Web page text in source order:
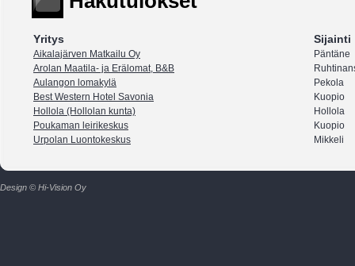
Yritys Sijainti
Aikalajärven Matkailu Oy
Päntäne
Arolan Maatila- ja Erälomat, B&B
Aulangon lomakylä
Pekola
Best Western Hotel Savonia
Kuopio
Hollola (Hollolan kunta)
Hollola
Poukaman leirikeskus
Kuopio
Urpolan Luontokeskus
Mikkeli
Design © Hi-Vision Oy